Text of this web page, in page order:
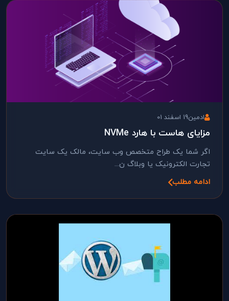
ادمین19 اسفند 01
مزایای هاست با هارد NVMe
اگر شما یک طراح متخصص وب سایت، مالک یک سایت
تجارت الکترونیک یا وبلاگ ن...
ادامه مطلب